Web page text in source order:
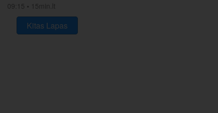
09:15 • 15min.lt
Kitas Lapas